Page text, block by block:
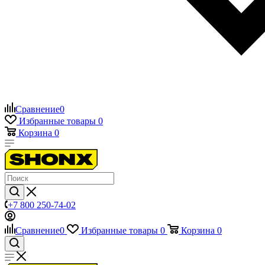
Сравнение0
Избранные товары 0
Корзина 0
+7 800 250-74-02
Сравнение0 Избранные товары 0 Корзина 0